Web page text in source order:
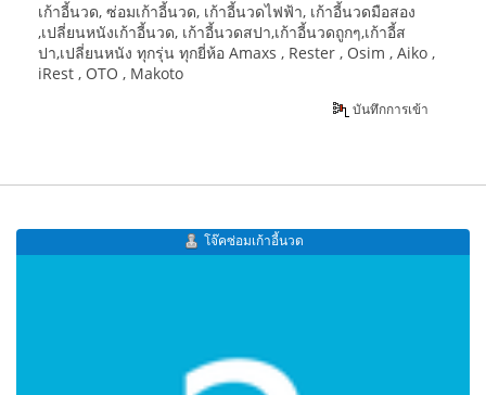
เก้าอี้นวด, ซ่อมเก้าอี้นวด, เก้าอี้นวดไฟฟ้า, เก้าอี้นวดมือสอง
,เปลี่ยนหนังเก้าอี้นวด, เก้าอี้นวดสปา,เก้าอี้นวดถูกๆ,เก้าอี้ส
ปา,เปลี่ยนหนัง ทุกรุ่น ทุกยี่ห้อ Amaxs , Rester , Osim , Aiko ,
iRest , OTO , Makoto
บันทึกการเข้า
โจ๊คซ่อมเก้าอี้นวด